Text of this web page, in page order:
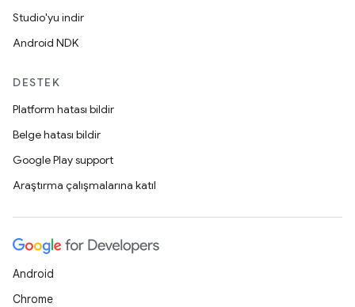
Studio'yu indir
Android NDK
DESTEK
Platform hatası bildir
Belge hatası bildir
Google Play support
Araştırma çalışmalarına katıl
Android
Chrome